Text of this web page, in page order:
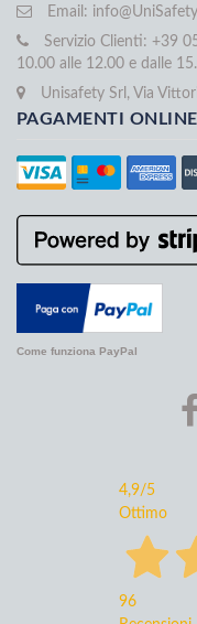
Email:
Servizio Clienti: +39
10.00 alle 12.00 e dalle
Unisafety Srl, Via
PAGAMENTI ONLINE
Come funziona PayPal
4,9/5
Ottimo
96